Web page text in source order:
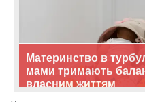
Материнство в
мами тримають
власним життям